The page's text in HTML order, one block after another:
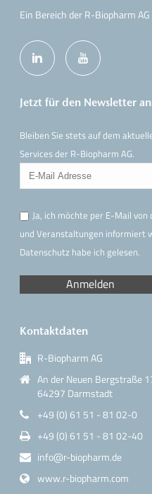
Ein Bereich der R-Biopharm AG
Jetzt für den Newsletter
Bleiben Sie stets auf dem
Services der R-Biopharm AG.
Ja, ich möchte per E-Mail
und Veranstaltungen informiert
Datenschutz habe ich gelesen.
Kontaktdaten
R-Biopharm AG
An der Neuen Bergstraße
64297 Darmstadt
+49 (0) 61 51 - 81 02-0
+49 (0) 61 51 - 81 02-40
info@r-biopharm.de
www.r-biopharm.com